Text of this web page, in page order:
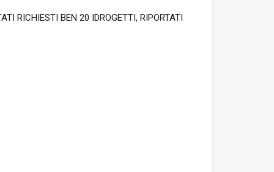
RICHIESTI BEN 20 IDROGETTI, RIPORTATI